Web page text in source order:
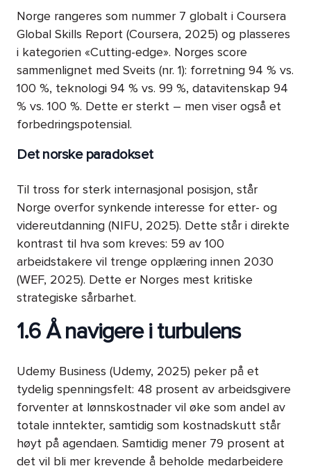
Norge rangeres som nummer 7 globalt i Coursera
Global Skills Report (Coursera, 2025) og plasseres
i kategorien «Cutting-edge». Norges score
sammenlignet med Sveits (nr. 1): forretning 94 % vs.
100 %, teknologi 94 % vs. 99 %, datavitenskap 94
% vs. 100 %. Dette er sterkt – men viser også et
forbedringspotensial.
Det norske paradokset
Til tross for sterk internasjonal posisjon, står
Norge overfor synkende interesse for etter- og
videreutdanning (NIFU, 2025). Dette står i direkte
kontrast til hva som kreves: 59 av 100
arbeidstakere vil trenge opplæring innen 2030
(WEF, 2025). Dette er Norges mest kritiske
strategiske sårbarhet.
1.6 Å navigere i turbulens
Udemy Business (Udemy, 2025) peker på et
tydelig spenningsfelt: 48 prosent av arbeidsgivere
forventer at lønnskostnader vil øke som andel av
totale inntekter, samtidig som kostnadskutt står
høyt på agendaen. Samtidig mener 79 prosent at
det vil bli mer krevende å beholde medarbeidere